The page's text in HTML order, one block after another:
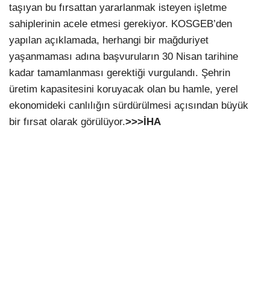
taşıyan bu fırsattan yararlanmak isteyen işletme
sahiplerinin acele etmesi gerekiyor. KOSGEB’den
yapılan açıklamada, herhangi bir mağduriyet
yaşanmaması adına başvuruların 30 Nisan tarihine
kadar tamamlanması gerektiği vurgulandı. Şehrin
üretim kapasitesini koruyacak olan bu hamle, yerel
ekonomideki canlılığın sürdürülmesi açısından büyük
bir fırsat olarak görülüyor.>>>İHA